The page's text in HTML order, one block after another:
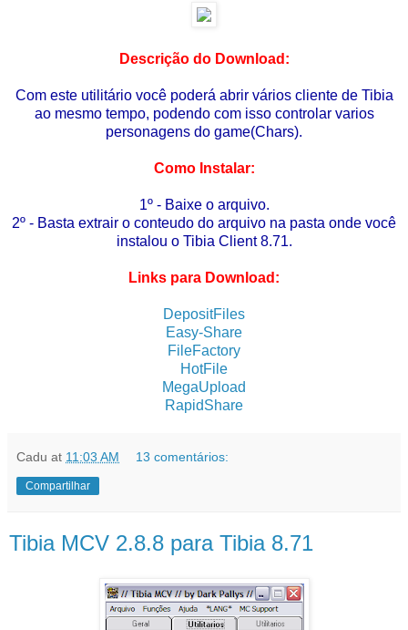
Descrição do Download:
Com este utilitário você poderá abrir vários cliente de Tibia
ao mesmo tempo, podendo com isso controlar varios
personagens do game(Chars).
Como Instalar:
1º - Baixe o arquivo.
2º - Basta extrair o conteudo do arquivo na pasta onde você
instalou o Tibia Client 8.71.
Links para Download:
DepositFiles
Easy-Share
FileFactory
HotFile
MegaUpload
RapidShare
Cadu at 11:03 AM 13 comentários:
Compartilhar
Tibia MCV 2.8.8 para Tibia 8.71